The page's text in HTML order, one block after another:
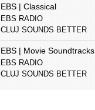
EBS | Classical
EBS RADIO
CLUJ SOUNDS BETTER
EBS | Movie Soundtracks
EBS RADIO
CLUJ SOUNDS BETTER